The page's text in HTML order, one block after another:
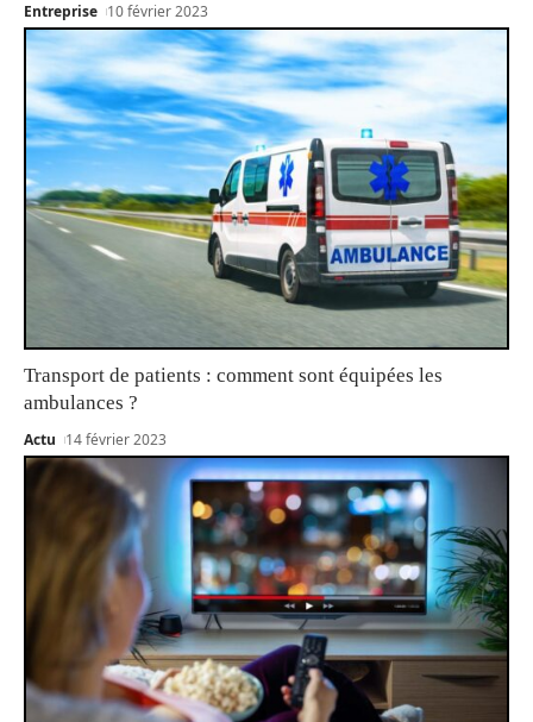
Entreprise 10 février 2023
Transport de patients : comment sont équipées les
ambulances ?
Actu 14 février 2023